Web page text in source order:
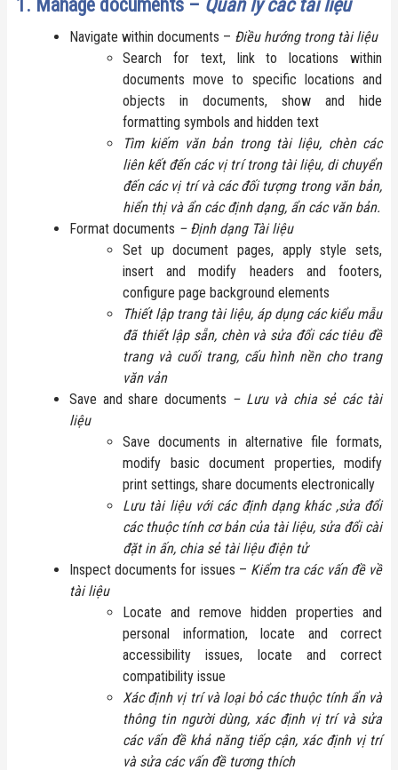
1. Manage documents – Quản lý các tài liệu
Navigate within documents – Điều hướng trong tài liệu
Search for text, link to locations within
documents move to specific locations and
objects in documents, show and hide
formatting symbols and hidden text
Tìm kiếm văn bản trong tài liệu, chèn các
liên kết đến các vị trí trong tài liệu, di chuyển
đến các vị trí và các đối tượng trong văn bản,
hiển thị và ẩn các định dạng, ẩn các văn bản.
Format documents – Định dạng Tài liệu
Set up document pages, apply style sets,
insert and modify headers and footers,
configure page background elements
Thiết lập trang tài liệu, áp dụng các kiểu mẫu
đã thiết lập sẵn, chèn và sửa đổi các tiêu đề
trang và cuối trang, cấu hình nền cho trang
văn vản
Save and share documents – Lưu và chia sẻ các tài
liệu
Save documents in alternative file formats,
modify basic document properties, modify
print settings, share documents electronically
Lưu tài liệu với các định dạng khác ,sửa đổi
các thuộc tính cơ bản của tài liệu, sửa đổi cài
đặt in ấn, chia sẻ tài liệu điện tử
Inspect documents for issues – Kiểm tra các vấn đề về
tài liệu
Locate and remove hidden properties and
personal information, locate and correct
accessibility issues, locate and correct
compatibility issue
Xác định vị trí và loại bỏ các thuộc tính ẩn và
thông tin người dùng, xác định vị trí và sửa
các vấn đề khả năng tiếp cận, xác định vị trí
và sửa các vấn đề tương thích